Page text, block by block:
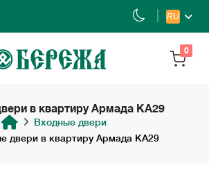
RU
0
в квартиру Армада KA29
Входные двери
двери в квартиру Армада KA29